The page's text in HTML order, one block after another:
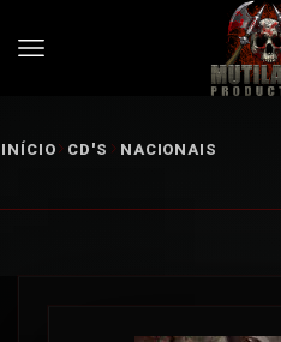
INÍCIO CD'S NACIONAIS